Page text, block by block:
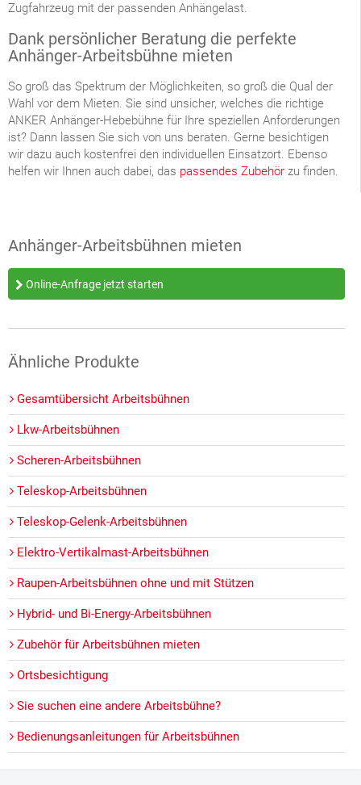
Zugfahrzeug mit der passenden Anhängelast.
Dank persönlicher Beratung die perfekte
Anhänger-Arbeitsbühne mieten
So groß das Spektrum der Möglichkeiten, so groß die Qual der
Wahl vor dem Mieten. Sie sind unsicher, welches die richtige
ANKER Anhänger-Hebebühne für Ihre speziellen Anforderungen
ist? Dann lassen Sie sich von uns beraten. Gerne besichtigen
wir dazu auch kostenfrei den individuellen Einsatzort. Ebenso
helfen wir Ihnen auch dabei, das passendes Zubehör zu finden.
Anhänger-Arbeitsbühnen mieten
Online-Anfrage jetzt starten
Ähnliche Produkte
Gesamtübersicht Arbeitsbühnen
Lkw-Arbeitsbühnen
Scheren-Arbeitsbühnen
Teleskop-Arbeitsbühnen
Teleskop-Gelenk-Arbeitsbühnen
Elektro-Vertikalmast-Arbeitsbühnen
Raupen-Arbeitsbühnen ohne und mit Stützen
Hybrid- und Bi-Energy-Arbeitsbühnen
Zubehör für Arbeitsbühnen mieten
Ortsbesichtigung
Sie suchen eine andere Arbeitsbühne?
Bedienungsanleitungen für Arbeitsbühnen